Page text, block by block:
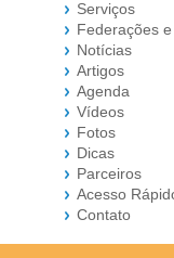
Serviços
Federações
Notícias
Artigos
Agenda
Vídeos
Fotos
Dicas
Parceiros
Acesso
Contato